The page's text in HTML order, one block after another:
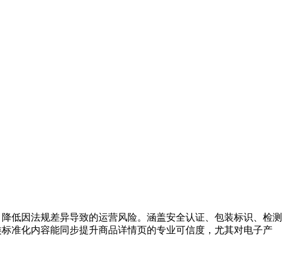
低因法规差异导致的运营风险。涵盖安全认证、包装标识、检测
准化内容能同步提升商品详情页的专业可信度，尤其对电子产